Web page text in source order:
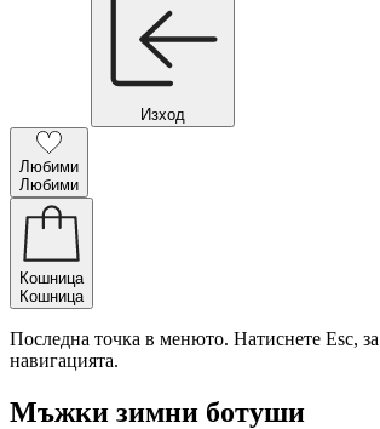
Изход
Любими
Любими
Кошница
Кошница
Последна точка в менюто. Натиснете Esc,
навигацията.
Мъжки зимни ботуши